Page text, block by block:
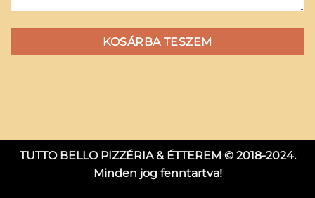
KOSÁRBA TESZEM
TUTTO BELLO PIZZÉRIA & ÉTTEREM © 2018-2024.
Minden jog fenntartva!